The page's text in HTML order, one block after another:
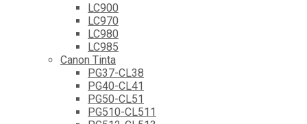
LC900
LC970
LC980
LC985
Canon Tinta
PG37-CL38
PG40-CL41
PG50-CL51
PG510-CL511